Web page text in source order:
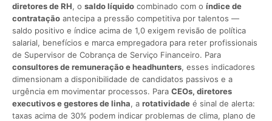
diretores de RH, o saldo líquido combinado com o índice de
contratação antecipa a pressão competitiva por talentos —
saldo positivo e índice acima de 1,0 exigem revisão de política
salarial, benefícios e marca empregadora para reter profissionais
de Supervisor de Cobrança de Serviço Financeiro. Para
consultores de remuneração e headhunters, esses indicadores
dimensionam a disponibilidade de candidatos passivos e a
urgência em movimentar processos. Para CEOs, diretores
executivos e gestores de linha, a rotatividade é sinal de alerta:
taxas acima de 30% podem indicar problemas de clima, plano de